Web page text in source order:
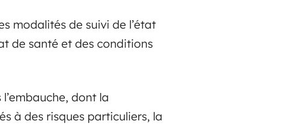
modalités de suivi de l’état
de santé et des conditions
dont la
à des risques particuliers, la